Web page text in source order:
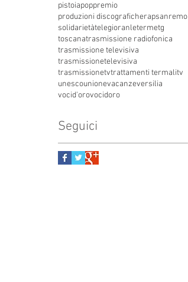
pistoiapoppremio
produzioni discograficherapsanremo
solidarietàtelegioranletermetg
toscanatrasmissione radiofonica
trasmissione televisiva
trasmissionetelevisiva
trasmissionetvtrattamenti termalitv
unescounionevacanzeversilia
vocid'orovocidoro
Seguici